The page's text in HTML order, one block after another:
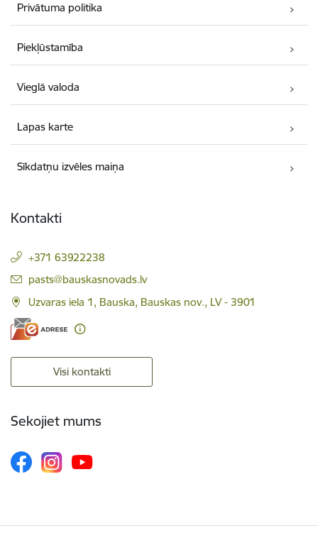
Privātuma politika
Piekļūstamība
Vieglā valoda
Lapas karte
Sīkdatņu izvēles maiņa
Kontakti
+371 63922238
E-pasts:
pasts@bauskasnovads.lv
Uzvaras iela 1, Bauska, Bauskas nov., LV - 3901
Visi kontakti
Sekojiet mums